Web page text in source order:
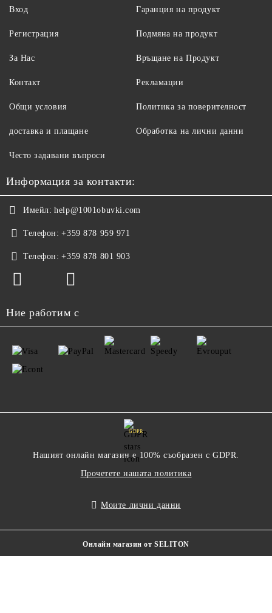
Вход
Регистрация
За Нас
Контакт
Общи условия
доставка и плащане
Гаранция на продукт
Подмяна на продукт
Връщане на Продукт
Рекламации
Политика за поверителност
Обработка на лични данни
Често задавани въпроси
Информация за контакти:
Имейл: help@1001obuvki.com
Телефон: +359 878 959 971
Телефон: +359 878 801 903
Ние работим с
GDPR
Нашият онлайн магазин е 100% съобразен с GDPR.
Прочетете нашата политика
Моите лични данни
Онлайн магазин от SELITON